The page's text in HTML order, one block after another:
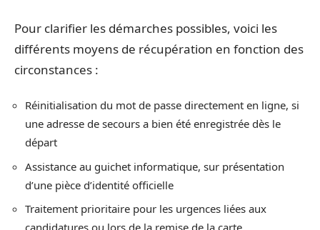
Pour clarifier les démarches possibles, voici les
différents moyens de récupération en fonction des
circonstances :
Réinitialisation du mot de passe directement en ligne, si
une adresse de secours a bien été enregistrée dès le
départ
Assistance au guichet informatique, sur présentation
d’une pièce d’identité officielle
Traitement prioritaire pour les urgences liées aux
candidatures ou lors de la remise de la carte